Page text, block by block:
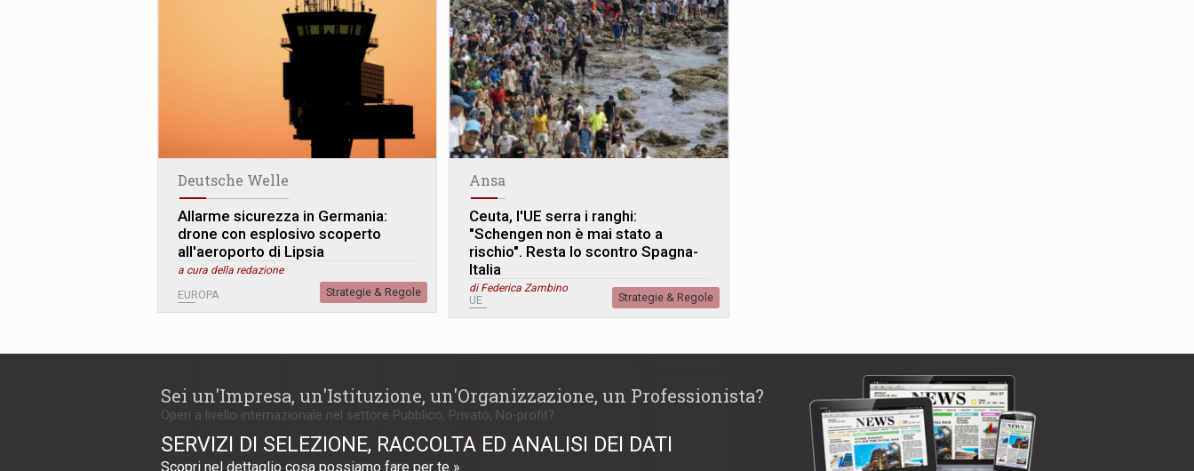
Deutsche Welle
Allarme sicurezza in Germania:
drone con esplosivo scoperto
all'aeroporto di Lipsia
a cura della redazione
EUROPA Strategie & Regole
Ansa
Ceuta, l'UE serra i ranghi:
"Schengen non è mai stato a
rischio". Resta lo scontro Spagna-
Italia
di Federica Zambino
UE Strategie & Regole
Sei un'Impresa, un'Istituzione, un'Organizzazione, un Professionista?
Operi a livello internazionale nel settore Pubblico, Privato, No-profit?
SERVIZI DI SELEZIONE, RACCOLTA ED ANALISI DEI DATI
Scopri nel dettaglio cosa possiamo fare per te »